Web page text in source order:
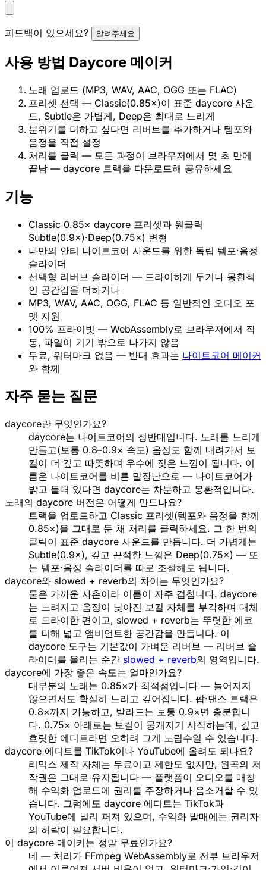
피드백이 있으세요? 알려주세요
사용 방법 Daycore 메이커
노래 업로드 (MP3, WAV, AAC, OGG 또는 FLAC)
프리셋 선택 — Classic(0.85×)이 표준 daycore 사운
드, Subtle은 가볍게, Deep은 최대로 느리게
분위기를 더하고 싶다면 리버브를 추가하거나 템포와
음정을 직접 설정
처리를 클릭 — 모든 과정이 브라우저에서 몇 초 만에
끝남 — daycore 트랙을 다운로드해 공유하세요
기능
Classic 0.85× daycore 프리셋과 원클릭
Subtle(0.9×)·Deep(0.75×) 변형
나만의 안티 나이트코어 사운드를 위한 독립 템포·음정
슬라이더
선택형 리버브 슬라이더 — 드라이하게 두거나 몽환적
인 공간감을 더하거나
MP3, WAV, AAC, OGG, FLAC 등 일반적인 오디오 포
맷 지원
100% 프라이빗 — WebAssembly로 브라우저에서 작
동, 파일이 기기 밖으로 나가지 않음
무료, 워터마크 없음 — 반대 효과는 나이트코어 메이커
와 함께
자주 묻는 질문
daycore란 무엇인가요?
daycore는 나이트코어의 정반대입니다. 노래를 느리게
만들고(보통 0.8–0.9× 속도) 음정도 함께 내려가서 보
컬이 더 깊고 따뜻하며 우수에 젖은 느낌이 됩니다. 이
름은 나이트코어를 비튼 말장난으로 — 나이트코어가
밝고 들떠 있다면 daycore는 차분하고 몽환적입니다.
노래의 daycore 버전은 어떻게 만드나요?
트랙을 업로드하고 Classic 프리셋(템포와 음정을 함께
0.85×)을 그대로 둔 채 처리를 클릭하세요. 그 한 번의
클릭이 표준 daycore 사운드를 만듭니다. 더 가볍게는
Subtle(0.9×), 깊고 끈적한 느낌은 Deep(0.75×) — 또
는 템포·음정 슬라이더를 따로 조절해도 됩니다.
daycore와 slowed + reverb의 차이는 무엇인가요?
둘은 가까운 사촌이라 이름이 자주 겹칩니다. daycore
는 느려지고 음정이 낮아진 보컬 자체를 부각하며 대체
로 드라이한 편이고, slowed + reverb는 뚜렷한 에코
를 더해 넓고 앰비언트한 공간감을 만듭니다. 이
daycore 도구는 기본값이 가벼운 리버브 — 리버브 슬
라이더를 올리는 순간 slowed + reverb의 영역입니다.
daycore에 가장 좋은 속도는 얼마인가요?
대부분의 노래는 0.85×가 최적점입니다 — 늘어지지
않으면서도 확실히 느리고 깊어집니다. 팝·댄스 트랙은
0.8×까지 가능하고, 발라드는 보통 0.9×면 충분합니
다. 0.75× 아래로는 보컬이 뭉개지기 시작하는데, 깊고
흐릿한 에디트라면 오히려 그게 노림수일 수 있습니다.
daycore 에디트를 TikTok이나 YouTube에 올려도 되나요?
리믹스 제작 자체는 무료이고 제한도 없지만, 원곡의 저
작권은 그대로 유지됩니다 — 플랫폼이 오디오를 매칭
해 수익화 업로드에 권리를 주장하거나 음소거할 수 있
습니다. 그럼에도 daycore 에디트는 TikTok과
YouTube에 널리 퍼져 있으며, 수익화 발매에는 권리자
의 허락이 필요합니다.
이 daycore 메이커는 정말 무료인가요?
네 — 처리가 FFmpeg WebAssembly로 전부 브라우저